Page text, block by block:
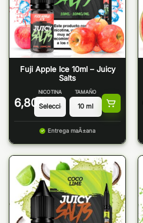
Fuji Apple Ice 10ml – Juicy
Salts
6,80 €
NICOTINA TAMAÑO
Entrega maÃ±ana